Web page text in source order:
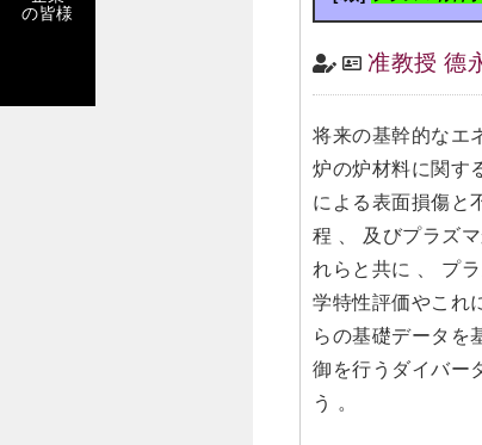
の皆様
准教授 德
将来の基幹的なエ
炉の炉材料に関す
による表面損傷と
程 、 及びプラズ
れらと共に 、 プ
学特性評価やこれ
らの基礎データを
御を行うダイバー
う 。